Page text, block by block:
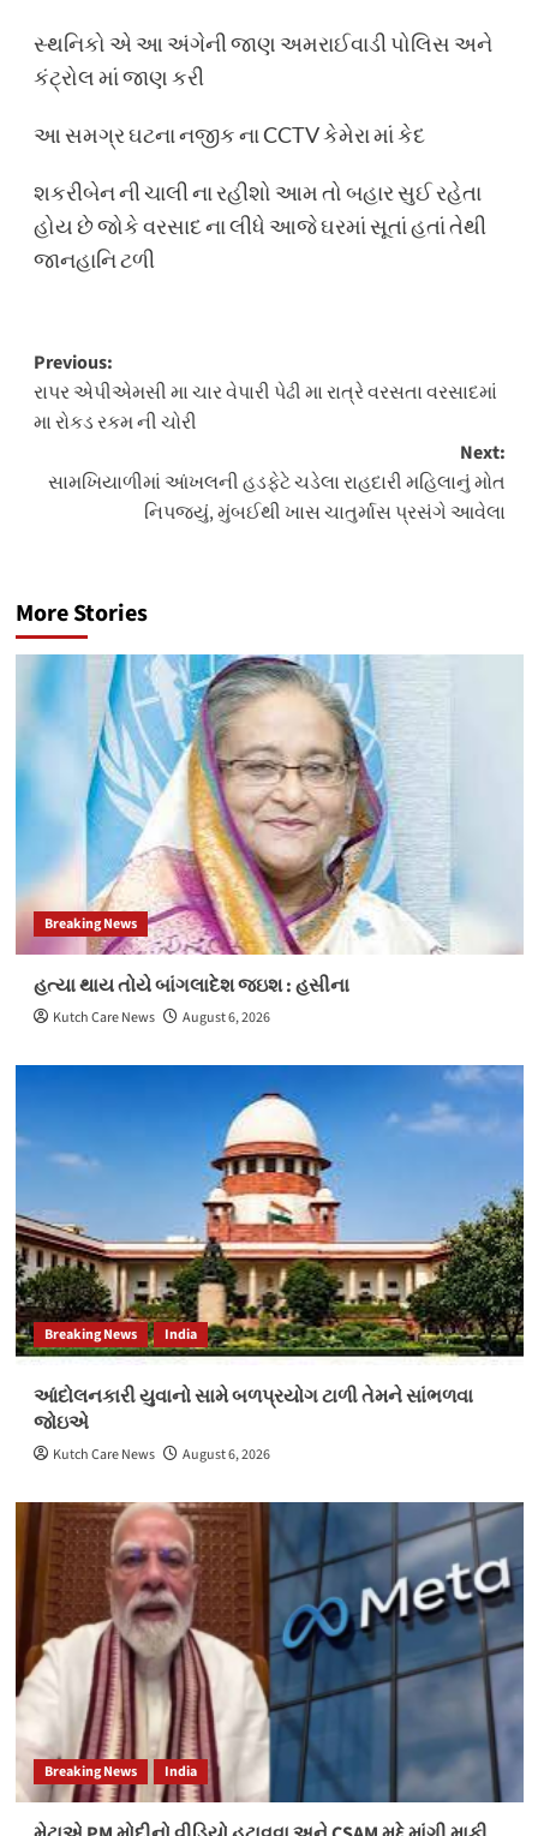
સ્થનિકો એ આ અંગેની જાણ અમરાઈવાડી પોલિસ અને
કંટ્રોલ માં જાણ કરી
આ સમગ્ર ઘટના નજીક ના CCTV કેમેરા માં કેદ
શકરીબેન ની ચાલી ના રહીશો આમ તો બહાર સુઈ રહેતા
હોય છે જોકે વરસાદ ના લીધે આજે ઘરમાં સૂતાં હતાં તેથી
જાનહાનિ ટળી
Post
navigation
Previous:
રાપર એપીએમસી મા ચાર વેપારી પેઢી મા રાત્રે વરસતા વરસાદમાં
મા રોકડ રકમ ની ચોરી
Next:
સામખિયાળીમાં આંખલની હડફેટે ચડેલા રાહદારી મહિલાનું મોત
નિપજ્યું, મુંબઈથી ખાસ ચાતુર્માસ પ્રસંગે આવેલા
More Stories
Breaking News
હત્યા થાય તોયે બાંગલાદેશ જઇશ : હસીના
Kutch Care News August 6, 2026
Breaking News India
આંદોલનકારી યુવાનો સામે બળપ્રયોગ ટાળી તેમને સાંભળવા
જોઇએ
Kutch Care News August 6, 2026
Breaking News India